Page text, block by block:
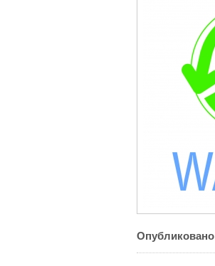
Опубликовано